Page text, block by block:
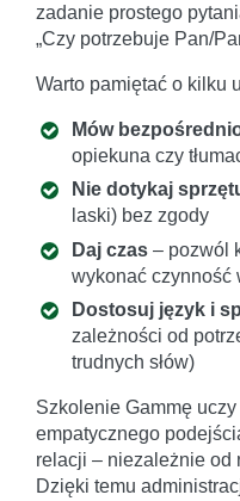
zadanie prostego
„Czy potrzebuje Pan/
Warto pamiętać o kilku
Mów
opiekuna czy
Nie dotykaj
laski) bez zgody
Daj czas – pozwól
wykonać czynność
Dostosuj język i
zależności od
trudnych słów)
Szkolenie Gammę
empatycznego
relacji – niezależnie od
Dzięki temu